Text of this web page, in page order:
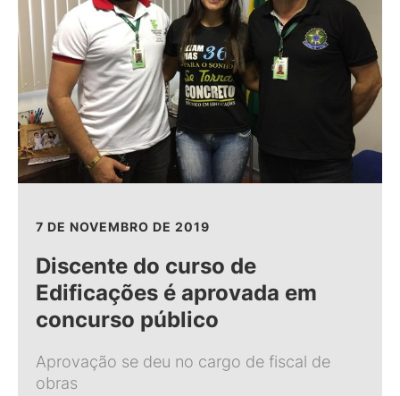
7 DE NOVEMBRO DE 2019
Discente do curso de
Edificações é aprovada em
concurso público
Aprovação se deu no cargo de fiscal de
obras